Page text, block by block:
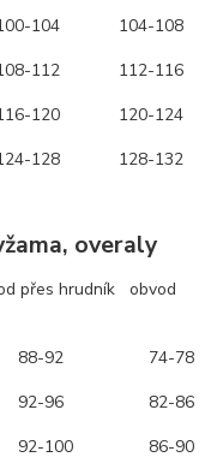
104
104-108
112
112-116
120
120-124
128 128-132
overaly
hrudník obvod
88-92
74-78
92-96
82-86
92-100
86-90